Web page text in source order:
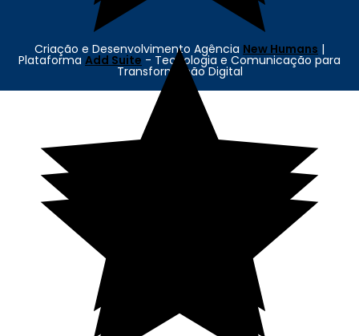
Criação e Desenvolvimento Agência New Humans |
Plataforma Add Suite - Tecnologia e Comunicação para
Transformação Digital